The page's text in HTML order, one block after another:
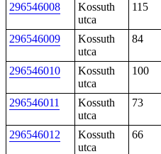
296546008
Kossuth
utca
115
296546009
Kossuth
utca
84
296546010
Kossuth
utca
100
296546011
Kossuth
utca
73
296546012
Kossuth
utca
66